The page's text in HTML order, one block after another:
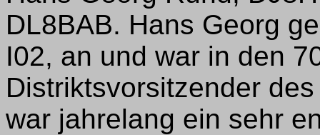
DL8BAB. Hans Georg
I02, an und war in den
Distriktsvorsitzender
war jahrelang ein sehr